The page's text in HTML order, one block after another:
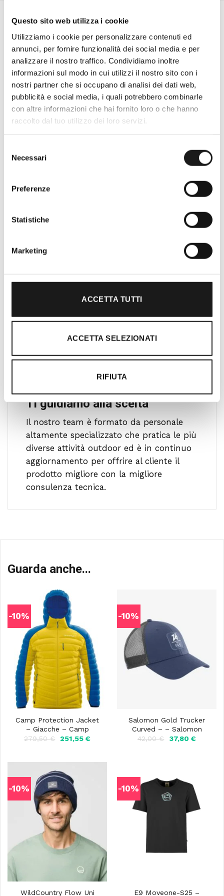
Questo sito web utilizza i cookie
Utilizziamo i cookie per personalizzare contenuti ed
annunci, per fornire funzionalità dei social media e per
analizzare il nostro traffico. Condividiamo inoltre
informazioni sul modo in cui utilizzi il nostro sito con i
nostri partner che si occupano di analisi dei dati web,
pubblicità e social media, i quali potrebbero combinarle
con altre informazioni che hai fornito loro o che hanno
raccolto dal tuo utilizzo dei loro servizi.
delNecessari
Preferenze
Statistiche
Marketing
ACCETTA TUTTI
ACCETTA SELEZIONATI
RIFIUTA
per amanti dell’outdoor a Roma e nel
clienti con professionalità, rendendo
Ti guidiamo alla scelta
Il nostro team è formato da personale
altamente specializzato che pratica le più
diverse attività outdoor ed è in continuo
aggiornamento per offrire al cliente il
prodotto migliore con la migliore
consulenza tecnica.
Guarda anche...
-10%
Camp Protection Jacket
– Giacche – Camp
279,50€
Il
251,55 €Il
-10%
Salomon Gold Trucker
Curved – – Salomon
42,00€
Il
37,80 €Il
-10%
WildCountry Flow Uni
-10%
E9 Moveone-S25 –